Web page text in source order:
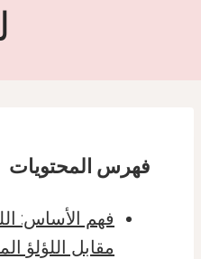
فهرس المحتويات
فهم الأساس:
مقابل اللؤلؤ